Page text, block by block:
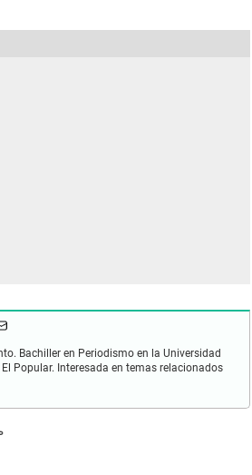
Bachiller en Periodismo en la Universidad
Popular. Interesada en temas relacionados